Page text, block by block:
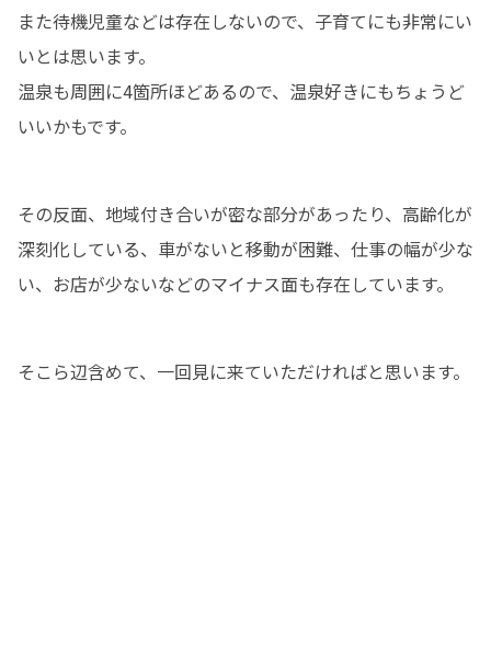
また待機児童などは存在しないので、子育てにも非常にい
いとは思います。
温泉も周囲に4箇所ほどあるので、温泉好きにもちょうど
いいかもです。
その反面、地域付き合いが密な部分があったり、高齢化が
深刻化している、車がないと移動が困難、仕事の幅が少な
い、お店が少ないなどのマイナス面も存在しています。
そこら辺含めて、一回見に来ていただければと思います。